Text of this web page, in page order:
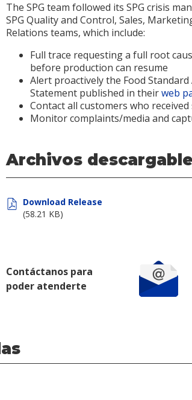
The SPG team followed its SPG crisis
SPG Quality and Control, Sales,
Relations teams, which include:
Full trace requesting a full root
before production can resume
Alert proactively the Food Standard
Statement published in theirweb
Contact all customers who received
Monitor complaints/media and
Archivos
Download Release
(58.21 KB)
Contáctanos para
poder atenderte